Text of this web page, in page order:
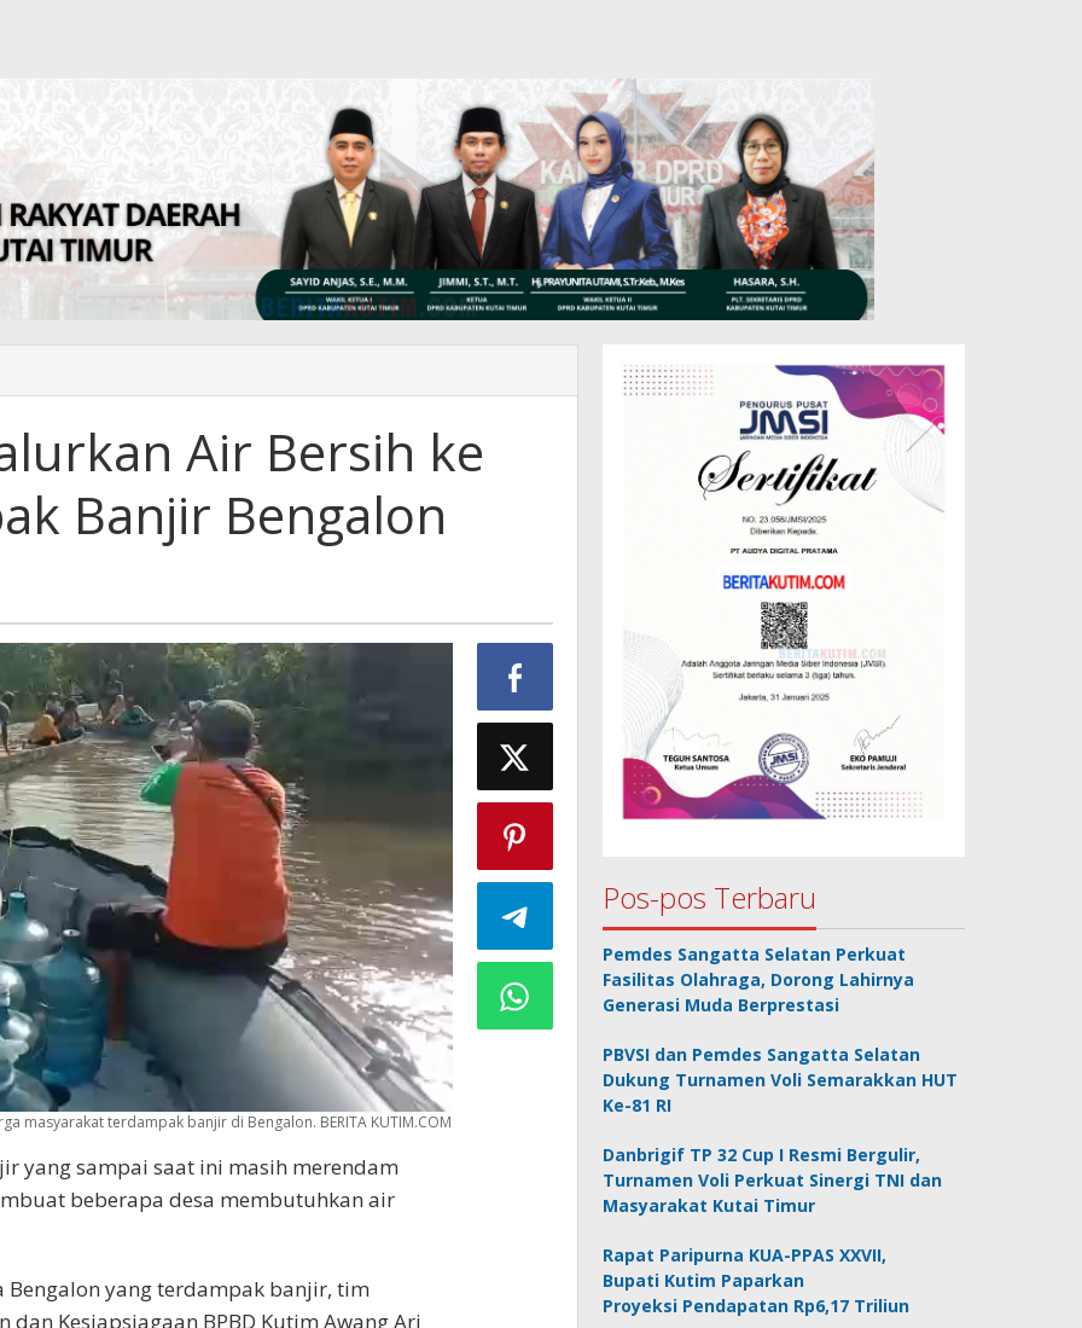
Air Bersih ke
Banjir Bengalon
masyarakat terdampak banjir di Bengalon. BERITA KUTIM.COM
yang sampai saat ini masih merendam
beberapa desa membutuhkan air
yang terdampak banjir, tim
Kesiapsiagaan BPBD Kutim Awang Ari
Pos-pos Terbaru
Pemdes Sangatta Selatan Perkuat
Fasilitas Olahraga, Dorong Lahirnya
Generasi Muda Berprestasi
PBVSI dan Pemdes Sangatta Selatan
Dukung Turnamen Voli Semarakkan HUT
Ke-81 RI
Danbrigif TP 32 Cup I Resmi Bergulir,
Turnamen Voli Perkuat Sinergi TNI dan
Masyarakat Kutai Timur
Rapat Paripurna KUA-PPAS XXVII,
Bupati Kutim Paparkan
Proyeksi Pendapatan Rp6,17 Triliun